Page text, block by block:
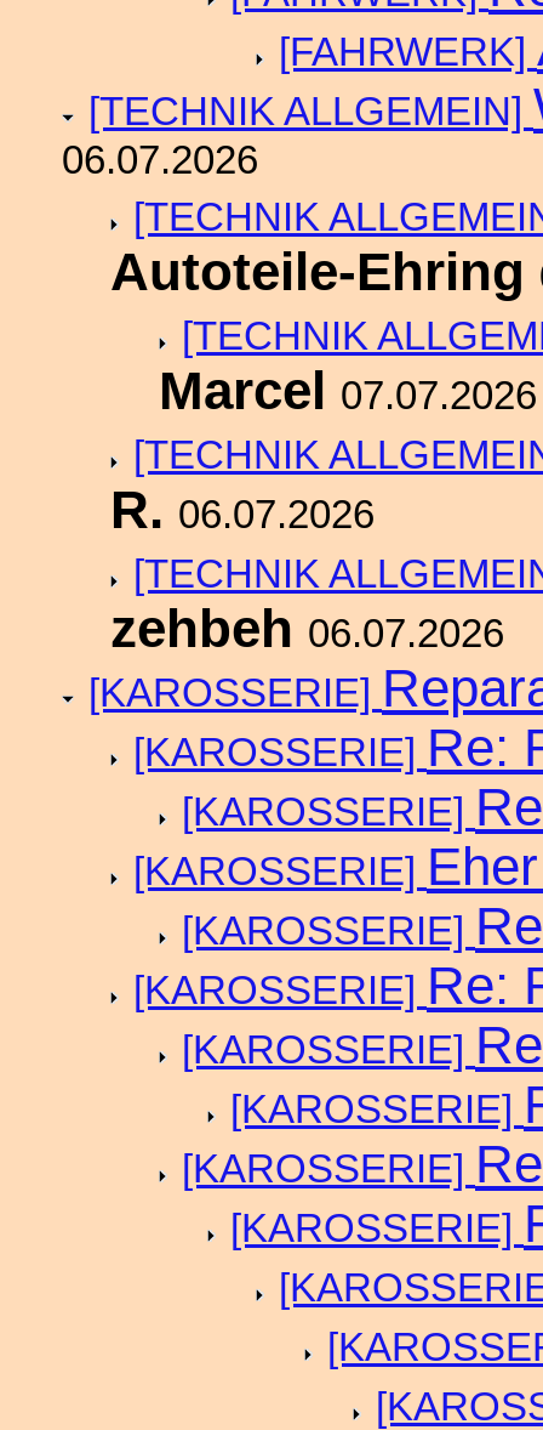
[FAHRWERK]
[TECHNIK ALLGEMEIN]
06.07.2026
[TECHNIK
Autoteile-Ehring
[TECHNIK
Marcel 07.07.2026
[TECHNIK
R. 06.07.2026
[TECHNIK
zehbeh 06.07.2026
[KAROSSERIE]
[KAROSSERIE] Re:
[KAROSSERIE]
[KAROSSERIE]
[KAROSSERIE]
[KAROSSERIE] Re:
[KAROSSERIE]
[KAROSSERIE]
[KAROSSERIE]
[KAROSSERIE]